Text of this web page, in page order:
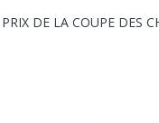
DE LA COUPE DES